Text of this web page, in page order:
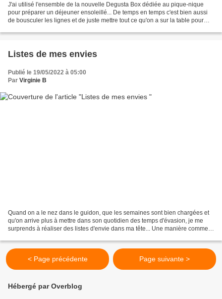
J'ai utilisé l'ensemble de la nouvelle Degusta Box dédiée au pique-nique
pour préparer un déjeuner ensoleillé... De temps en temps c'est bien aussi
de bousculer les lignes et de juste mettre tout ce qu'on a sur la table pour
Listes de mes envies
Publié le 19/05/2022 à 05:00
Par Virginie B
Quand on a le nez dans le guidon, que les semaines sont bien chargées et
qu'on arrive plus à mettre dans son quotidien des temps d'évasion, je me
surprends à réaliser des listes d'envie dans ma tête... Une manière comme
< Page précédente Page suivante >
Hébergé par Overblog